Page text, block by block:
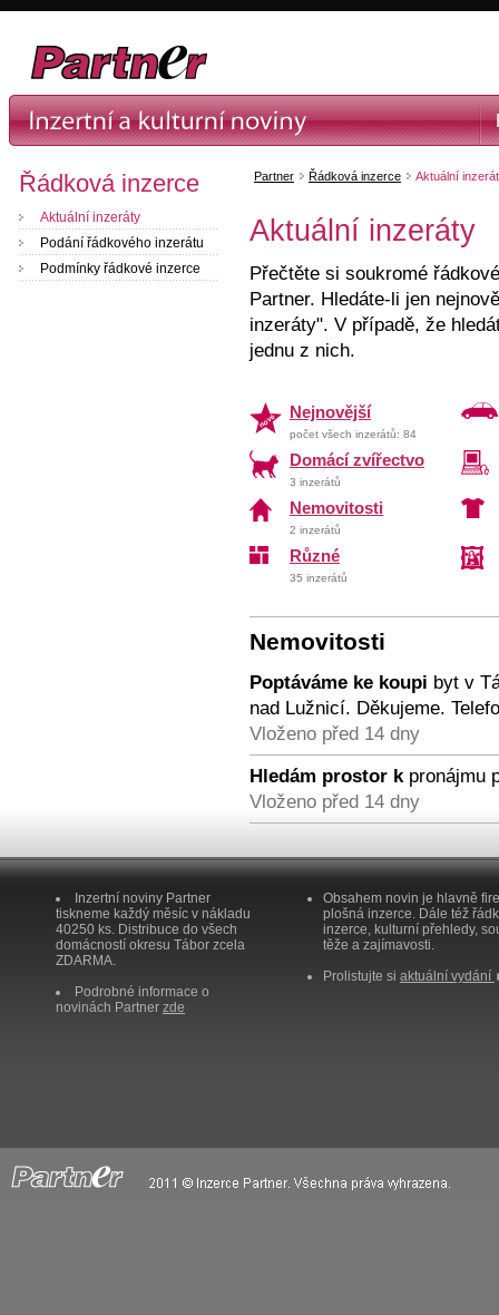
Řádková inzerce
Aktuální inzeráty
Podání řádkového inzerátu
Podmínky řádkové inzerce
Partner Řádková inzerce Aktuální
Aktuální inzeráty
Přečtěte si soukromé
Partner. Hledáte-li jen
inzeráty". V případě, že
jednu z nich.
Nejnovější
počet všech inzerátů: 84
Domácí zvířectvo
3 inzerátů
Nemovitosti
2 inzerátů
Různé
35 inzerátů
Nemovitosti
Poptáváme ke koupi byt v
nad Lužnicí. Děkujeme.
Vloženo před 14 dny
Hledám prostor kpronájmu
Vloženo před 14 dny
Inzertní noviny Partner
tiskneme každý měsíc v nákladu
40250 ks. Distribuce do všech
domácností okresu Tábor zcela
ZDARMA.
Podrobné informace o
novinách Partner zde
Obsahem novin je hlavně
plošná inzerce. Dále též
inzerce, kulturní přehledy,
těže a zajímavosti.
Prolistujte si aktuální vydání